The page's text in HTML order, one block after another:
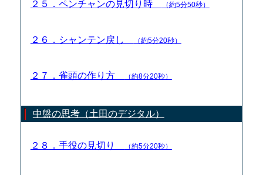
２５．ペンチャンの見切り時 （約5分50秒）
２６．シャンテン戻し （約5分20秒）
２７．雀頭の作り方 （約8分20秒）
中盤の思考（土田のデジタル）
２８．手役の見切り （約5分20秒）